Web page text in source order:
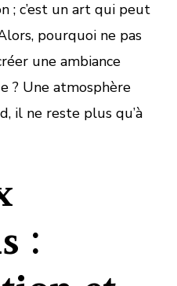
; c’est un art qui peut
pourquoi ne pas
une ambiance
? Une atmosphère
il ne reste plus qu’à
: